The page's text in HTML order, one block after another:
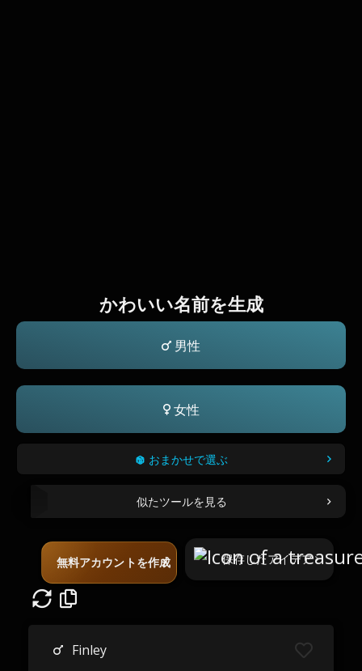
かわいい名前を生成
男性
女性
おまかせで選ぶ
似たツールを見る
無料アカウントを作成 保存したアイデア
Finley